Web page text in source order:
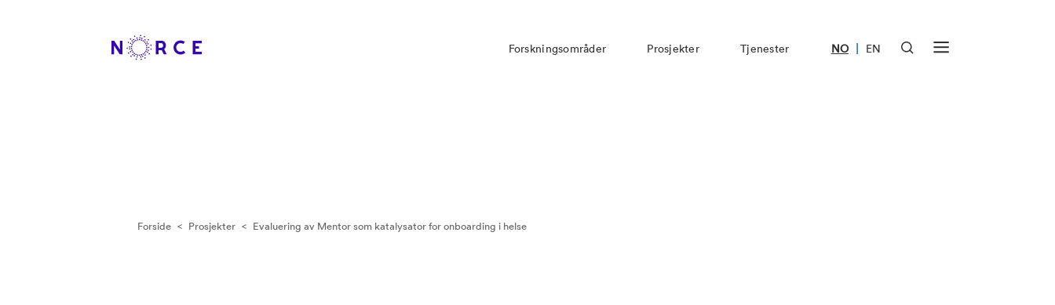
Forskningsområder Prosjekter Tjenester NO | EN
Forside < Prosjekter < Evaluering av Mentor som katalysator for onboarding i helse